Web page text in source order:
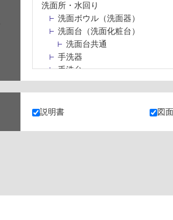
洗面所・水回り
洗面ボウル（洗面器）
洗面台（洗面化粧台）
洗面台共通
手洗器
手洗台
水栓パン・スロップシンク
水栓金具・水栓（蛇口）・カ
止水栓・排水金物
ミラー（鏡）
ランドリールーム
説明書 図面